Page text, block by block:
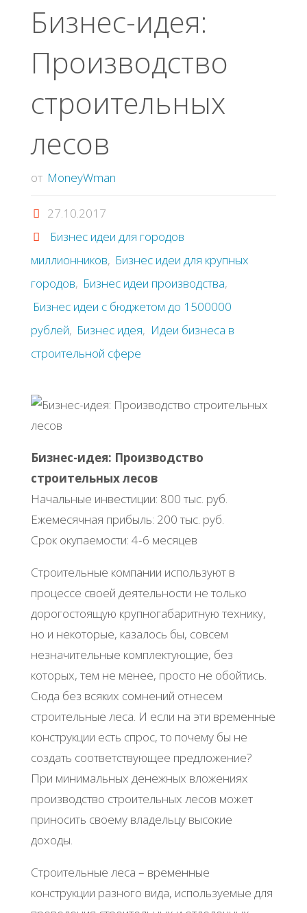
Бизнес-идея:
Производство
строительных
лесов
от MoneyWman
27.10.2017
Бизнес идеи для городов
миллионников, Бизнес идеи для крупных
городов, Бизнес идеи производства,
Бизнес идеи с бюджетом до 1500000
рублей, Бизнес идея, Идеи бизнеса в
строительной сфере
Бизнес-идея: Производство
строительных лесов
Начальные инвестиции: 800 тыс. руб.
Ежемесячная прибыль: 200 тыс. руб.
Срок окупаемости: 4-6 месяцев
Строительные компании используют в
процессе своей деятельности не только
дорогостоящую крупногабаритную технику,
но и некоторые, казалось бы, совсем
незначительные комплектующие, без
которых, тем не менее, просто не обойтись.
Сюда без всяких сомнений отнесем
строительные леса. И если на эти временные
конструкции есть спрос, то почему бы не
создать соответствующее предложение?
При минимальных денежных вложениях
производство строительных лесов может
приносить своему владельцу высокие
доходы.
Строительные леса – временные
конструкции разного вида, используемые для